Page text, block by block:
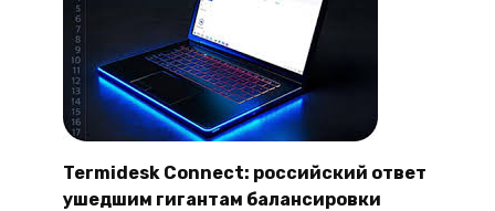
Termidesk Connect: российский ответ
ушедшим гигантам балансировки